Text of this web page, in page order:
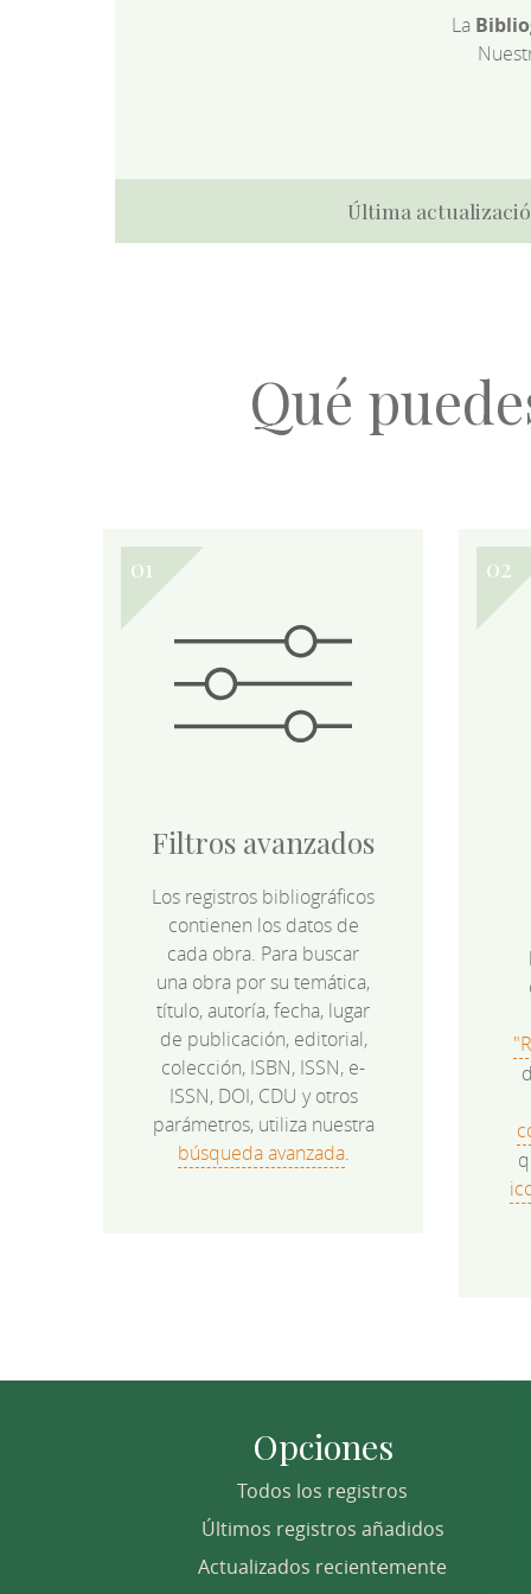
La
Última
Qué
Filtros avanzados
Los registros bibliográficos
contienen los datos de
cada obra. Para buscar
una obra por su temática,
título, autoría, fecha, lugar
de publicación, editorial,
colección, ISBN, ISSN, e-
ISSN, DOI, CDU y otros
parámetros, utiliza nuestra
búsqueda avanzada.
Opciones
Todos los registros
Últimos registros añadidos
Actualizados recientemente